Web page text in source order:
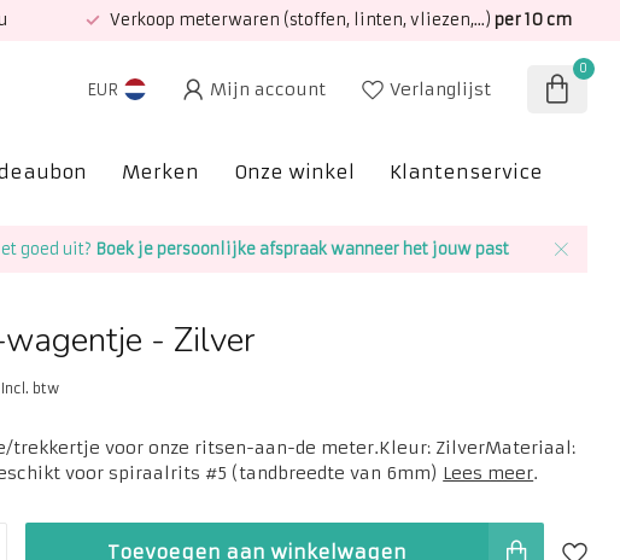
Verkoop meterwaren (stoffen, linten, vliezen,...) per 10 cm
EUR Mijn account Verlanglijst
0
Merken Onze winkel Klantenservice
goed uit? Boek je persoonlijke afspraak wanneer het jouw past
- Zilver
Incl. btw
trekkertje voor onze ritsen-aan-de meter.Kleur: ZilverMateriaal:
voor spiraalrits #5 (tandbreedte van 6mm) Lees meer.
Toevoegen aan winkelwagen